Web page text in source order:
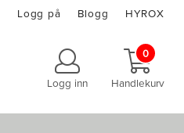
Logg på Blogg HYROX
Logg inn
0
Handlekurv